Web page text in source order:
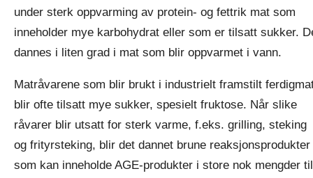
under sterk oppvarming av protein- og fettrik mat som
inneholder mye karbohydrat eller som er tilsatt sukker.
dannes i liten grad i mat som blir oppvarmet i vann.
Matråvarene som blir brukt i industrielt framstilt
blir ofte tilsatt mye sukker, spesielt fruktose. Når slike
råvarer blir utsatt for sterk varme, f.eks. grilling, steking
og frityrsteking, blir det dannet brune reaksjonsprodukter
som kan inneholde AGE-produkter i store nok mengder til